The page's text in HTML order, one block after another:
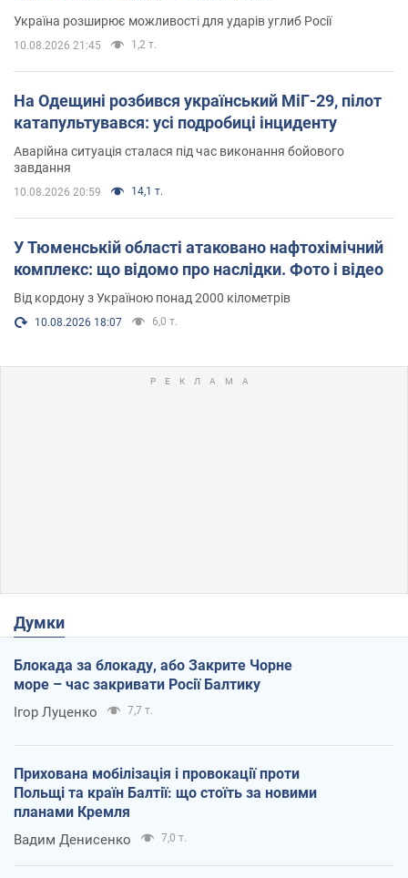
Україна розширює можливості для ударів углиб Росії
10.08.2026 21:45 1,2 т.
На Одещині розбився український МіГ-29, пілот
катапультувався: усі подробиці інциденту
Аварійна ситуація сталася під час виконання бойового
завдання
10.08.2026 20:59 14,1 т.
У Тюменській області атаковано нафтохімічний
комплекс: що відомо про наслідки. Фото і відео
Від кордону з Україною понад 2000 кілометрів
10.08.2026 18:07 6,0 т.
Думки
Блокада за блокаду, або Закрите Чорне
море – час закривати Росії Балтику
Ігор Луценко 7,7 т.
Прихована мобілізація і провокації проти
Польщі та країн Балтії: що стоїть за новими
планами Кремля
Вадим Денисенко 7,0 т.